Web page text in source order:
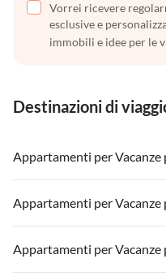
Vorrei ricevere
esclusive e
immobili e idee per le
Destinazioni di
Appartamenti per
Appartamenti per Vacanze in
Appartamenti per Vacanze in
Appartamenti per Vacanze in
Appartamenti per
Appartamenti per Vacanze in
Appartamenti per